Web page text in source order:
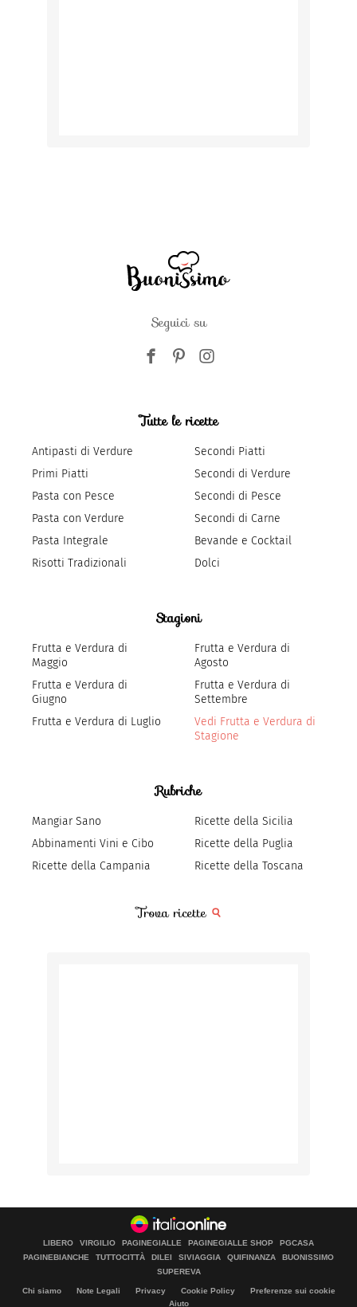
Seguici su
Tutte le ricette
Antipasti di Verdure
Primi Piatti
Pasta con Pesce
Pasta con Verdure
Pasta Integrale
Risotti Tradizionali
Secondi Piatti
Secondi di Verdure
Secondi di Pesce
Secondi di Carne
Bevande e Cocktail
Dolci
Stagioni
Frutta e Verdura di
Maggio
Frutta e Verdura di
Giugno
Frutta e Verdura di Luglio
Frutta e Verdura di
Agosto
Frutta e Verdura di
Settembre
Vedi Frutta e Verdura di
Stagione
Rubriche
Mangiar Sano
Abbinamenti Vini e Cibo
Ricette della Campania
Ricette della Sicilia
Ricette della Puglia
Ricette della Toscana
Trova ricette
LIBERO VIRGILIO PAGINEGIALLE PAGINEGIALLE SHOP
PGCASA
PAGINEBIANCHE
TUTTOCITTÀ DILEI SIVIAGGIA QUIFINANZA
BUONISSIMO
SUPEREVA
Chi siamo Note Legali Privacy Cookie Policy
Preferenze sui cookie
Aiuto